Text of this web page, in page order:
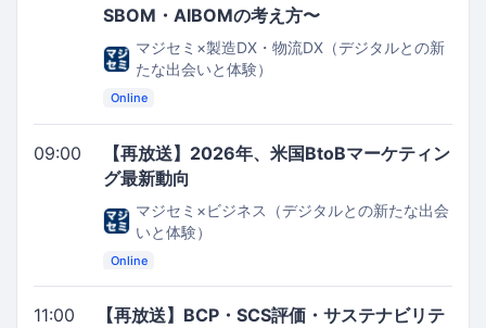
SBOM・AIBOMの考え方〜
マジセミ×製造DX・物流DX（デジタルとの新
たな出会いと体験）
Online
09:00
【再放送】2026年、米国BtoBマーケティン
グ最新動向
マジセミ×ビジネス（デジタルとの新たな出会
いと体験）
Online
11:00
【再放送】BCP・SCS評価・サステナビリテ